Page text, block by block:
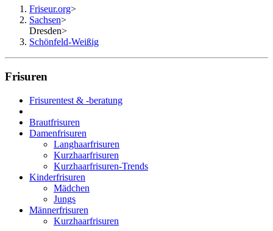
Friseur.org>
Sachsen>
Dresden>
Schönfeld-Weißig
Frisuren
Frisurentest & -beratung
Brautfrisuren
Damenfrisuren
Langhaarfrisuren
Kurzhaarfrisuren
Kurzhaarfrisuren-Trends
Kinderfrisuren
Mädchen
Jungs
Männerfrisuren
Kurzhaarfrisuren